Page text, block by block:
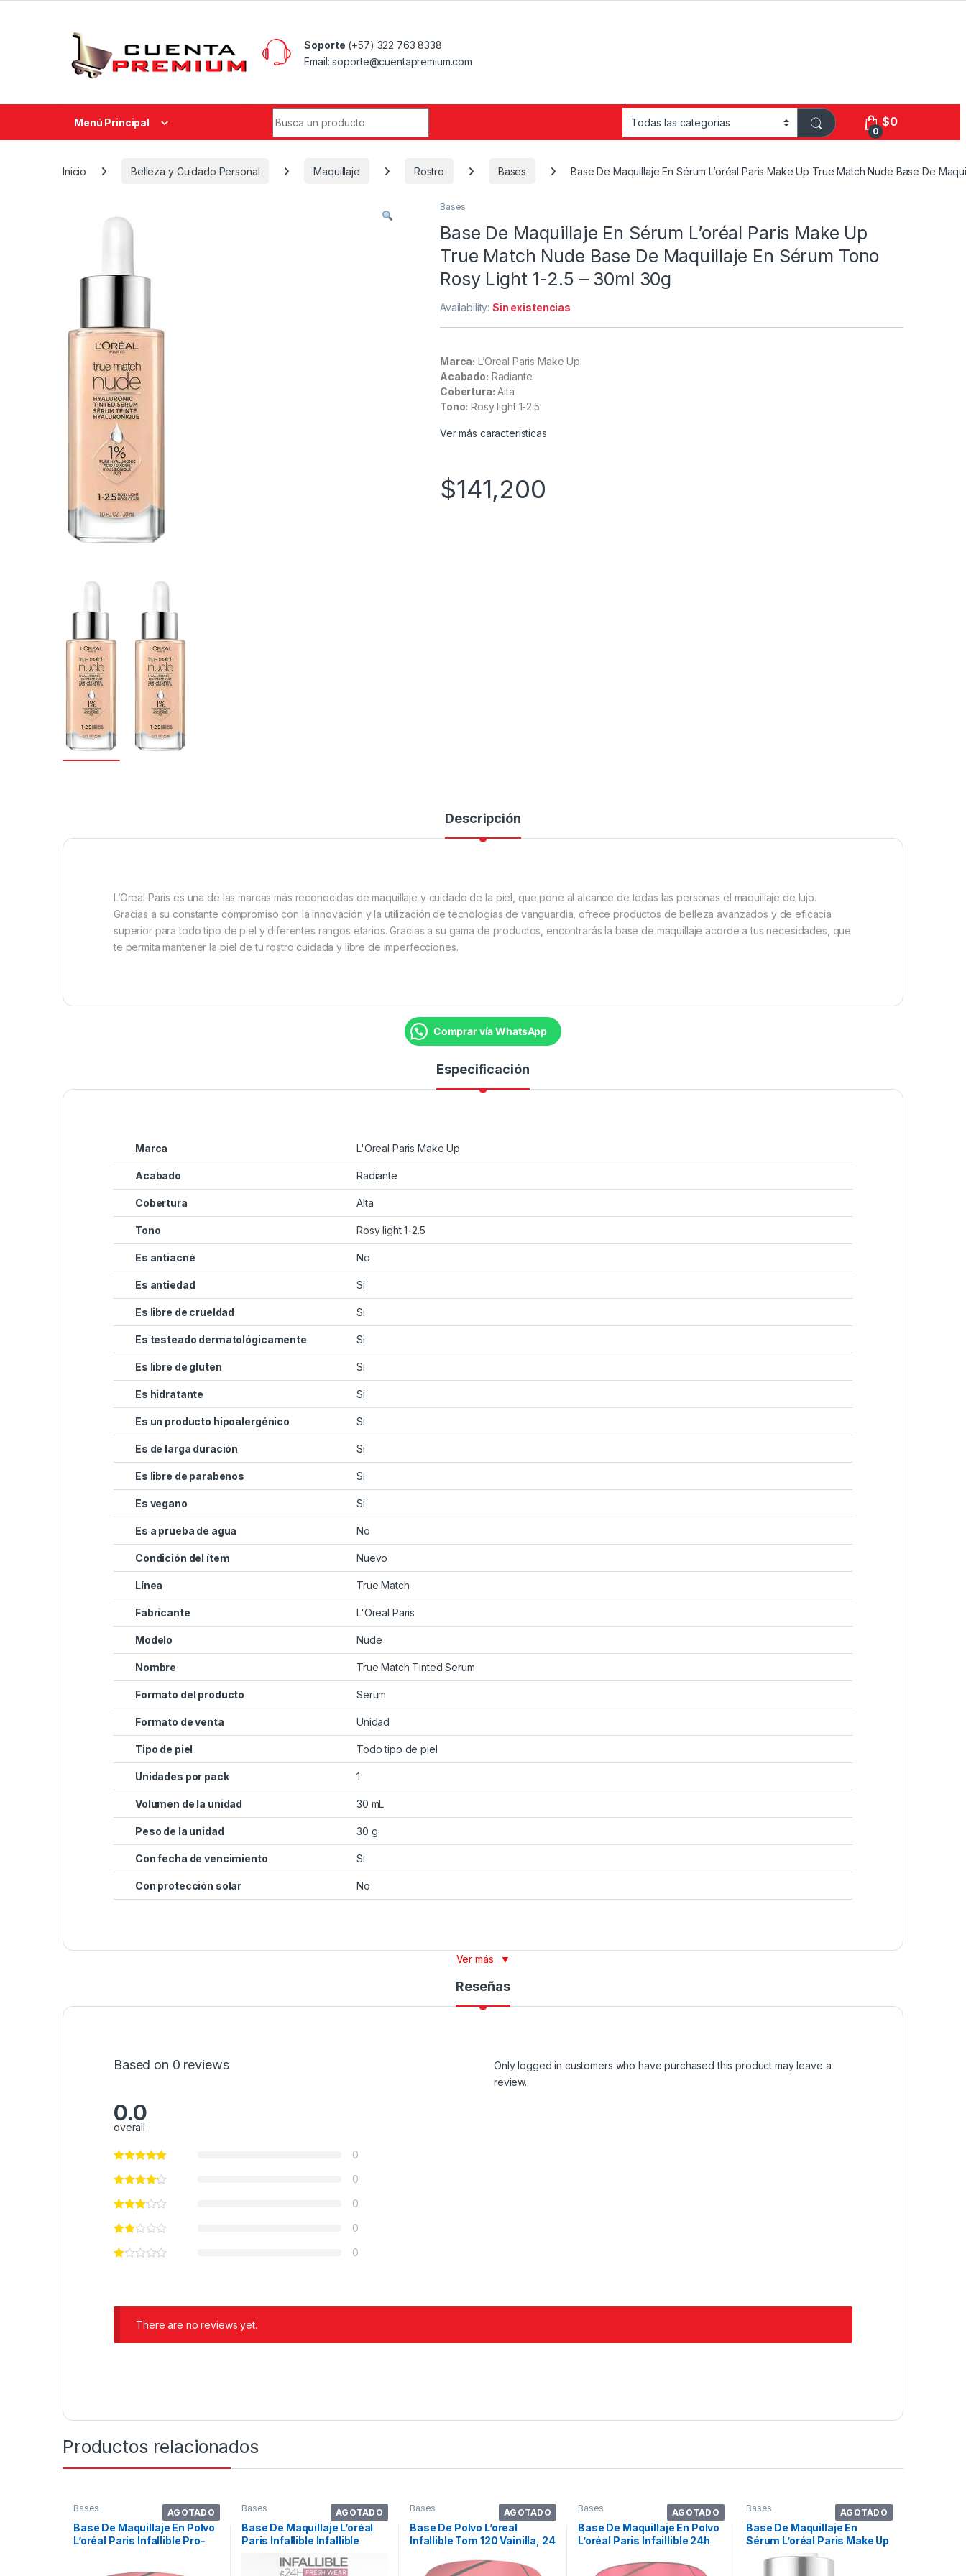
Soporte (+57) 322 763 8338
Email: soporte@cuentapremium.com
Menú Principal
0
$0
Inicio Belleza y Cuidado Personal Maquillaje Rostro Bases Base De Maquillaje En Sérum L’oréal Paris Make Up True Match Nude Base De
Bases
Base De Maquillaje En Sérum L’oréal Paris Make Up
True Match Nude Base De Maquillaje En Sérum Tono
Rosy Light 1-2.5 – 30ml 30g
Availability:Sin existencias
Marca: L’Oreal Paris Make Up
Acabado: Radiante
Cobertura: Alta
Tono: Rosy light 1-2.5
Ver más caracteristicas
$141,200
Descripción
L’Oreal Paris es una de las marcas más reconocidas de maquillaje y cuidado de la piel, que pone al alcance de todas las personas el maquillaje de lujo.
Gracias a su constante compromiso con la innovación y la utilización de tecnologías de vanguardia, ofrece productos de belleza avanzados y de eficacia
superior para todo tipo de piel y diferentes rangos etarios. Gracias a su gama de productos, encontrarás la base de maquillaje acorde a tus necesidades, que
te permita mantener la piel de tu rostro cuidada y libre de imperfecciones.
Comprar vía WhatsApp
Especificación
Marca L'Oreal Paris Make Up
Acabado Radiante
Cobertura Alta
Tono Rosy light 1-2.5
Es antiacné No
Es antiedad Si
Es libre de crueldad Si
Es testeado dermatológicamente Si
Es libre de gluten Si
Es hidratante Si
Es un producto hipoalergénico Si
Es de larga duración Si
Es libre de parabenos Si
Es vegano Si
Es a prueba de agua No
Condición del ítem Nuevo
Línea True Match
Fabricante L'Oreal Paris
Modelo Nude
Nombre True Match Tinted Serum
Formato del producto Serum
Formato de venta Unidad
Tipo de piel Todo tipo de piel
Unidades por pack 1
Volumen de la unidad 30 mL
Peso de la unidad 30 g
Con fecha de vencimiento Si
Con protección solar No
Ver más ▼
Reseñas
Based on 0 reviews
0.0
overall
0
0
0
0
0
Only logged in customers who have purchased this product may leave a
review.
There are no reviews yet.
Productos relacionados
AGOTADO
Bases
Base De Maquillaje En Polvo
L’oréal Paris Infallible Pro-
AGOTADO
Bases
Base De Maquillaje L’oréal
Paris Infallible Infallible
AGOTADO
Bases
Base De Polvo L’oreal
Infallible Tom 120 Vainilla, 24
Impermeable
AGOTADO
Bases
Base De Maquillaje En Polvo
L’oréal Paris Infaillible 24h
Tono 190 Beige Sand – 9ml
AGOTADO
Bases
Base De Maquillaje En
Sérum L’oréal Paris Make Up
True Match Nude Base De